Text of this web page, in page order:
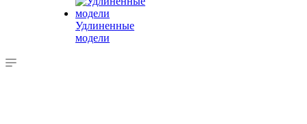
Удлиненные
модели